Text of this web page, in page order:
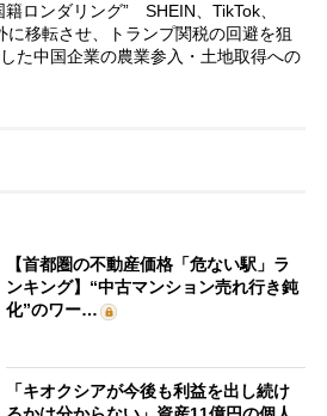
ロンダリング” SHEIN、TikTok、
移転させ、トランプ関税の回避を狙
た中国企業の農業参入・土地取得への
【首都圏の不動産価格「危ない駅」ラ
ンキング】“中古マンション売れ行き鈍
化”のワー…
「キオクシアが今後も利益を出し続け